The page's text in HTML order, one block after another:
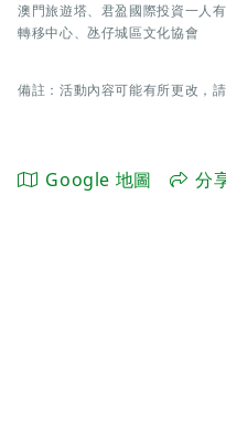
澳門旅遊塔、君盈國際投資一人
轉移中心、氹仔城區文化協會
備註：活動內容可能有所更改，
Google 地圖 分